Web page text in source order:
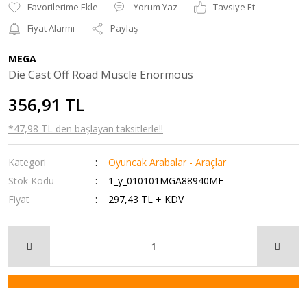
Yorum Yaz
Tavsiye Et
Fiyat Alarmı
Paylaş
MEGA
Die Cast Off Road Muscle Enormous
356,91 TL
*47,98 TL den başlayan taksitlerle!!
Kategori
Oyuncak Arabalar - Araçlar
Stok Kodu
1_y_010101MGA88940ME
Fiyat
297,43 TL + KDV